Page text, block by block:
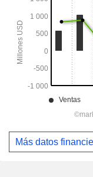
Más datos